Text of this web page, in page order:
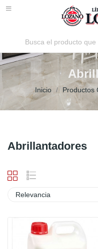
Inicio Productos
Abrillantadores
Relevancia